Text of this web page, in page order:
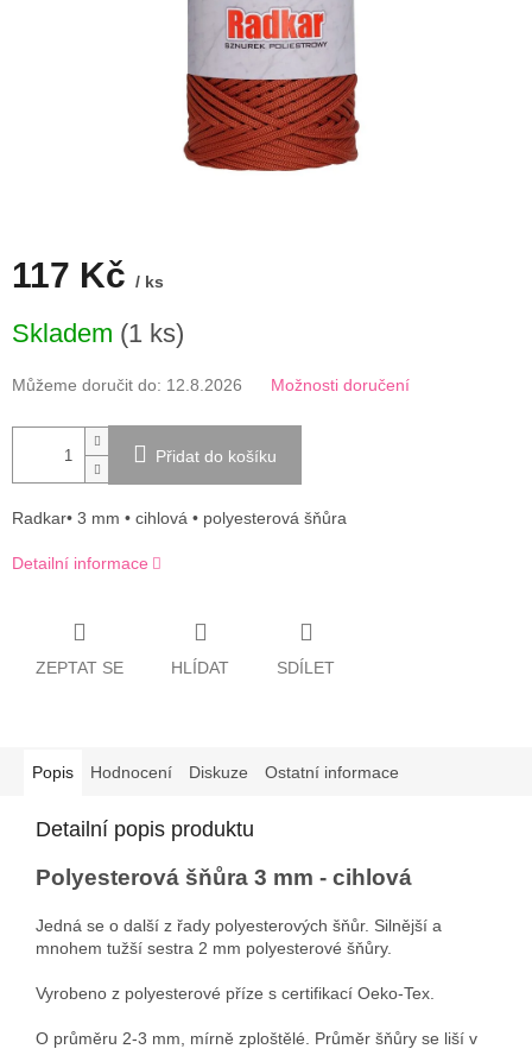
117 Kč / ks
cena:
Skladem (1 ks)
Můžeme doručit do: 12.8.2026 Možnosti doručení
Přidat do košíku
Radkar• 3 mm • cihlová • polyesterová šňůra
Detailní informace
ZEPTAT SE HLÍDAT SDÍLET
Popis Hodnocení Diskuze Ostatní informace
Detailní popis produktu
Polyesterová šňůra 3 mm - cihlová
Jedná se o další z řady polyesterových šňůr. Silnější a
mnohem tužší sestra 2 mm polyesterové šňůry.
Vyrobeno z polyesterové příze s certifikací Oeko-Tex.
O průměru 2-3 mm, mírně zploštělé. Průměr šňůry se liší v